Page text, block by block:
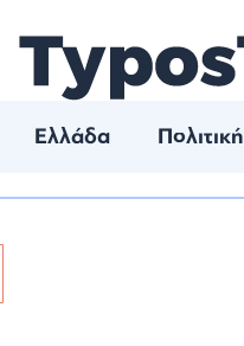
Ελλάδα Πολιτική